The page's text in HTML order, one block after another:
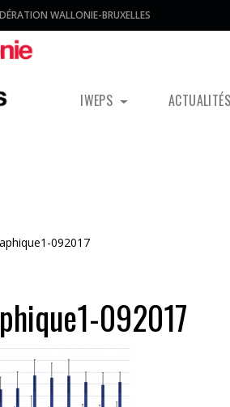
WALLONIE-BRUXELLES
IWEPS ACTUALITÉS
092017
092017